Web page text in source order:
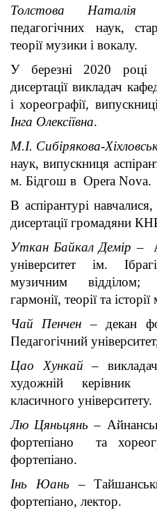
Толстова Наталія
педагогічних наук,
теорії музики і вокалу.
У березні 2020 році
дисертації викладач
і хореографії,
Інга Олексіївна.
М.І. Сибірякова-
наук, випускниця
м. Бідгош в Opera Nova.
В аспірантурі
дисертації громадяни
Уткан Байкал Демір–
університет ім.
музичним відділом;
гармонії, теорії та
Чай Пенчен – декан
Педагогічний
Цао Хункай– викладач
художній керівник
класичного університету.
Лю Цяньцянь –
фортепіано та
фортепіано.
Інь Юань –
фортепіано, лектор.